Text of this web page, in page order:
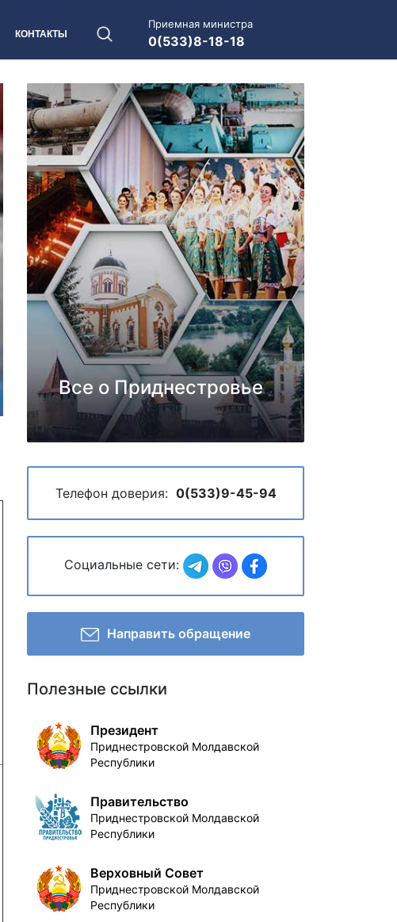
КОНТАКТЫ
Приемная министра
0(533)8-18-18
Все о Приднестровье
Телефон доверия: 0(533)9-45-94
Социальные сети:
Направить обращение
Полезные ссылки
Президент
Приднестровской Молдавской
Республики
Правительство
Приднестровской Молдавской
Республики
Верховный Совет
Приднестровской Молдавской
Республики